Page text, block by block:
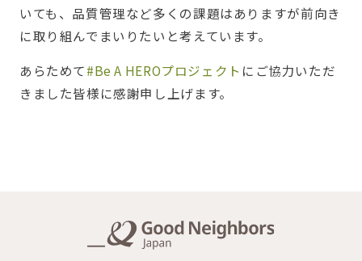
いても、品質管理など多くの課題はありますが前向き
に取り組んでまいりたいと考えています。
あらためて#Be A HEROプロジェクト にご協力いただ
きました皆様に感謝申し上げます。